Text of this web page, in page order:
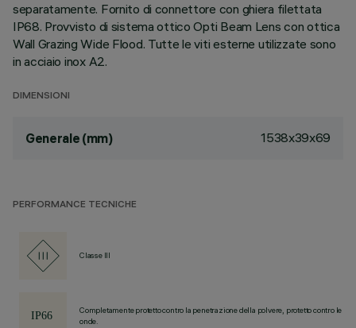
separatamente. Fornito di connettore con ghiera filettata
IP68. Provvisto di sistema ottico Opti Beam Lens con ottica
Wall Grazing Wide Flood. Tutte le viti esterne utilizzate sono
in acciaio inox A2.
DIMENSIONI
Generale (mm) 1538x39x69
PERFORMANCE TECNICHE
Classe III
Completamente protetto contro la penetrazione della polvere, protetto contro le
onde.